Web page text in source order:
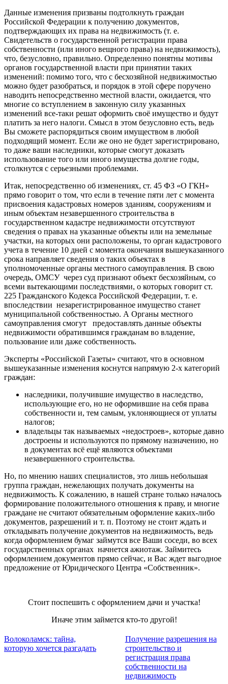
Данные изменения призваны подтолкнуть граждан
Российской Федерации к получению документов,
подтверждающих их права на недвижимость (т. е.
Свидетельств о государственной регистрации права
собственности (или иного вещного права) на недвижимость),
что, безусловно, правильно. Определенно понятны мотивы
органов государственной власти при принятии таких
изменений: помимо того, что с бесхозяйной недвижимостью
можно будет разобраться, и порядок в этой сфере поручено
наводить непосредственно местной власти, ожидается, что
многие со вступлением в законную силу указанных
изменений все-таки решат оформить своё имущество и будут
платить за него налоги. Смысл в этом безусловно есть, ведь
Вы сможете распорядиться своим имуществом в любой
подходящий момент. Если же оно не будет зарегистрировано,
то даже ваши наследники, которые смогут доказать
использование того или иного имущества долгие годы,
столкнутся с серьезными проблемами.
Итак, непосредственно об изменениях, ст. 45 ФЗ «О ГКН»
прямо говорит о том, что если в течение пяти лет с момента
присвоения кадастровых номеров зданиям, сооружениям и
иным объектам незавершенного строительства в
государственном кадастре недвижимости отсутствуют
сведения о правах на указанные объекты или на земельные
участки, на которых они расположены, то орган кадастрового
учета в течение 10 дней с момента окончания вышеуказанного
срока направляет сведения о таких объектах в
уполномоченные органы местного самоуправления. В свою
очередь, ОМСУ через суд признают объект бесхозяйным, со
всеми вытекающими последствиями, о которых говорит ст.
225 Гражданского Кодекса Российской Федерации, т. е.
впоследствии незарегистрированное имущество станет
муниципальной собственностью. А Органы местного
самоуправления смогут предоставлять данные объекты
недвижимости обратившимся гражданам во владение,
пользование или даже собственность.
Эксперты «Российской Газеты» считают, что в основном
вышеуказанные изменения коснутся напрямую 2-х категорий
граждан:
наследники, получившие имущество в наследство,
использующие его, но не оформившие на себя права
собственности и, тем самым, уклоняющиеся от уплаты
налогов;
владельцы так называемых «недостроев», которые давно
достроены и используются по прямому назначению, но
в документах всё ещё являются объектами
незавершенного строительства.
Но, по мнению наших специалистов, это лишь небольшая
группа граждан, нежелающих получать документы на
недвижимость. К сожалению, в нашей стране только началось
формирование положительного отношения к праву, и многие
граждане не считают обязательным оформление каких-либо
документов, разрешений и т. п. Поэтому не стоит ждать и
откладывать получение документов на недвижимость, ведь
когда оформлением бумаг займутся все Ваши соседи, во всех
государственных органах начнется ажиотаж. Займитесь
оформлением документов прямо сейчас, и Вас ждет выгодное
предложение от Юридического Центра «Собственник».
Стоит поспешить с оформлением дачи и участка!
Иначе этим займется кто-то другой!
Волоколамск: тайна,
которую хочется разгадать
Получение разрешения на
строительство и
регистрация права
собственности на
недвижимость